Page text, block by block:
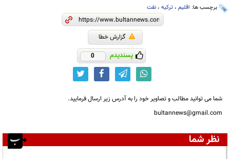
برچسب ها: اقلیم ، ترکیه ، نفت
گزارش خطا
پسندیدم 0
شما می توانید مطالب و تصاویر خود را به آدرس زیر ارسال فرمایید.
bultannews@gmail.com
نظر شما